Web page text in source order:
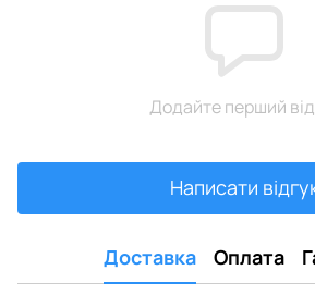
Додайте перший
Написати
Доставка Оплата